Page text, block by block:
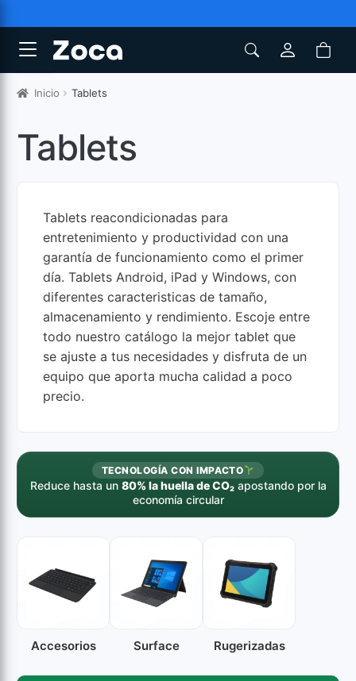
Inicio Tablets
Tablets
Tablets reacondicionadas para
entretenimiento y productividad con una
garantía de funcionamiento como el primer
día. Tablets Android, iPad y Windows, con
diferentes caracteristicas de tamaño,
almacenamiento y rendimiento. Escoje entre
todo nuestro catálogo la mejor tablet que
se ajuste a tus necesidades y disfruta de un
equipo que aporta mucha calidad a poco
precio.
TECNOLOGÍA CON IMPACTO
Reduce hasta un 80% la huella de CO₂apostando por la
economía circular
Accesorios Surface Rugerizadas